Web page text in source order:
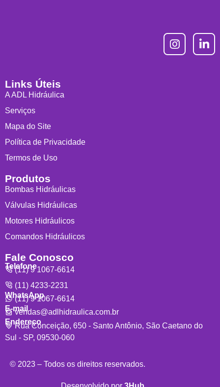
Links Úteis
A ADL Hidráulica
Serviços
Mapa do Site
Política de Privacidade
Termos de Uso
Produtos
Bombas Hidráulicas
Válvulas Hidráulicas
Motores Hidráulicos
Comandos Hidráulicos
Fale Conosco
Telefone
(11) 9 1067-6614
(11) 4233-2231
WhatsApp
(11) 9 1067-6614
E-mail
vendas@adlhidraulica.com.br
Endereço
Rua Conceição, 650 - Santo Antônio, São Caetano do
Sul - SP, 09530-060
© 2023 – Todos os direitos reservados.